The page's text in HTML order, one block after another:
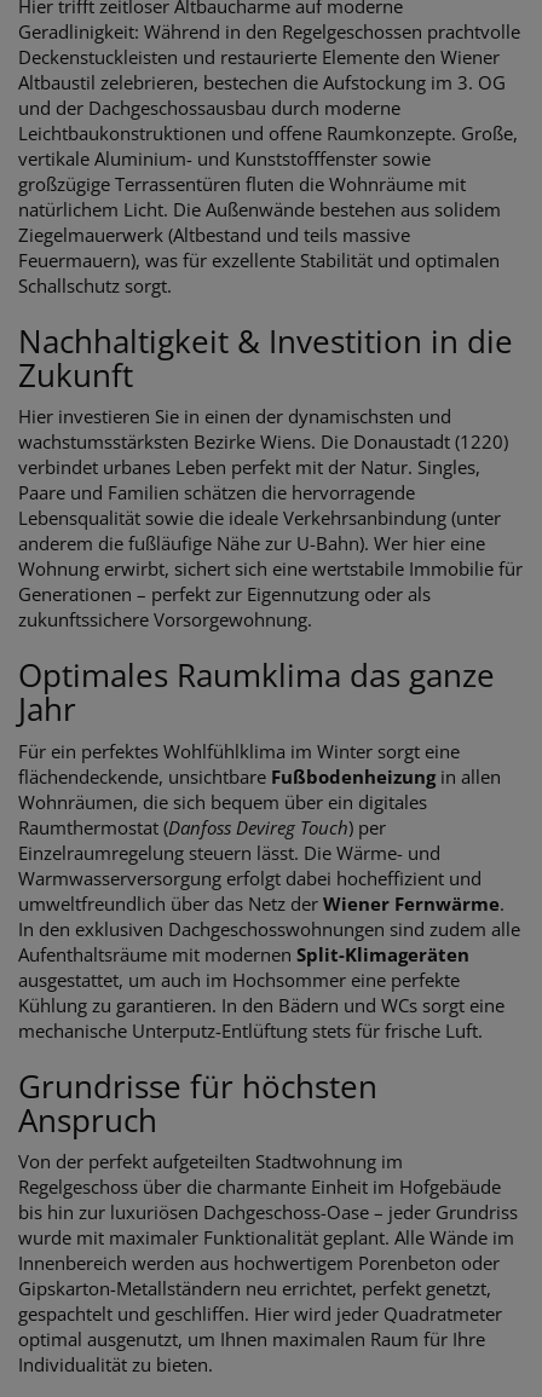
Hier trifft zeitloser Altbaucharme auf moderne
Geradlinigkeit: Während in den Regelgeschossen prachtvolle
Deckenstuckleisten und restaurierte Elemente den Wiener
Altbaustil zelebrieren, bestechen die Aufstockung im 3. OG
und der Dachgeschossausbau durch moderne
Leichtbaukonstruktionen und offene Raumkonzepte. Große,
vertikale Aluminium- und Kunststofffenster sowie
großzügige Terrassentüren fluten die Wohnräume mit
natürlichem Licht. Die Außenwände bestehen aus solidem
Ziegelmauerwerk (Altbestand und teils massive
Feuermauern), was für exzellente Stabilität und optimalen
Schallschutz sorgt.
Nachhaltigkeit & Investition in die
Zukunft
Hier investieren Sie in einen der dynamischsten und
wachstumsstärksten Bezirke Wiens. Die Donaustadt (1220)
verbindet urbanes Leben perfekt mit der Natur. Singles,
Paare und Familien schätzen die hervorragende
Lebensqualität sowie die ideale Verkehrsanbindung (unter
anderem die fußläufige Nähe zur U-Bahn). Wer hier eine
Wohnung erwirbt, sichert sich eine wertstabile Immobilie für
Generationen – perfekt zur Eigennutzung oder als
zukunftssichere Vorsorgewohnung.
Optimales Raumklima das ganze
Jahr
Für ein perfektes Wohlfühlklima im Winter sorgt eine
flächendeckende, unsichtbare Fußbodenheizungin allen
Wohnräumen, die sich bequem über ein digitales
Raumthermostat (Danfoss Devireg Touch) per
Einzelraumregelung steuern lässt. Die Wärme- und
Warmwasserversorgung erfolgt dabei hocheffizient und
umweltfreundlich über das Netz der Wiener Fernwärme.
In den exklusiven Dachgeschosswohnungen sind zudem alle
Aufenthaltsräume mit modernen Split-Klimageräten
ausgestattet, um auch im Hochsommer eine perfekte
Kühlung zu garantieren. In den Bädern und WCs sorgt eine
mechanische Unterputz-Entlüftung stets für frische Luft.
Grundrisse für höchsten
Anspruch
Von der perfekt aufgeteilten Stadtwohnung im
Regelgeschoss über die charmante Einheit im Hofgebäude
bis hin zur luxuriösen Dachgeschoss-Oase – jeder Grundriss
wurde mit maximaler Funktionalität geplant. Alle Wände im
Innenbereich werden aus hochwertigem Porenbeton oder
Gipskarton-Metallständern neu errichtet, perfekt genetzt,
gespachtelt und geschliffen. Hier wird jeder Quadratmeter
optimal ausgenutzt, um Ihnen maximalen Raum für Ihre
Individualität zu bieten.